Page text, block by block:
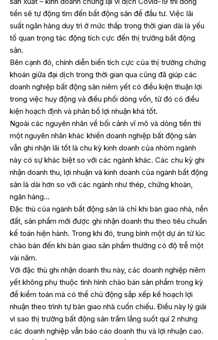
tiền sẽ tự động tìm đến bất động sản để đầu tư. Việc lãi
suất ngân hàng duy trì ở mức thấp trong thời gian dài là yếu
tố quan trọng tác động tích cực đến thị trường bất động
sản.
Bên cạnh đó, chính diễn biến tích cực của thị trường chứng
khoán giữa đại dịch trong thời gian qua cũng đã giúp các
doanh nghiệp bất động sản niêm yết có điều kiện thuận lợi
trong việc huy động và điều phối dòng vốn, từ đó có điều
kiện hoạch định và phân bổ lợi nhuận khá tốt.
Ngoài các nguyên nhân về bối cảnh vĩ mô và dòng tiền thì
một nguyên nhân khác khiến doanh nghiệp bất động sản
vẫn ghi nhận lãi tốt là chu kỳ kinh doanh của nhóm ngành
này có sự khác biệt so với các ngành khác. Các chu kỳ ghi
nhận doanh thu, lợi nhuận và kinh doanh của ngành bất động
sản là dài hơn so với các ngành như thép, chứng khoán,
ngân hàng…
Đặc thù của ngành bất động sản là chỉ khi bàn giao nhà, nền
đất, sản phẩm mới được ghi nhận doanh thu theo tiêu chuẩn
kế toán hiện hành. Trong khi đó, trung bình một dự án từ lúc
chào bán đến khi bàn giao sản phẩm thường có độ trễ một
vài năm.
Với đặc thù ghi nhận doanh thu này, các doanh nghiệp niêm
yết không phụ thuộc tình hình chào bán sản phẩm trong kỳ
để kiểm toán mà có thể chủ động sắp xếp kế hoạch lợi
nhuận theo trình tự bàn giao nhà cuốn chiếu. Điều này lý giải
vì sao thị trường bất động sản trầm lắng suốt quí 2 nhưng
các doanh nghiệp vẫn báo cáo doanh thu và lợi nhuận cao.